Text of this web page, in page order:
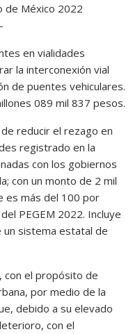
de México 2022
en vialidades
la interconexión vial
de puentes vehiculares.
089 mil 837 pesos.
reducir el rezago en
registrado en la
con los gobiernos
con un monto de 2 mil
es más del 100 por
PEGEM 2022. Incluye
un sistema estatal de
con el propósito de
por medio de la
debido a su elevado
con el